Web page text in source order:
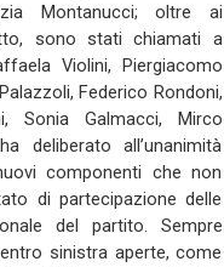
Montanucci; oltre ai
sono stati chiamati a
Violini, Piergiacomo
Federico Rondoni,
Sonia Galmacci, Mirco
deliberato all’unanimità
componenti che non
di partecipazione delle
del partito. Sempre
sinistra aperte, come